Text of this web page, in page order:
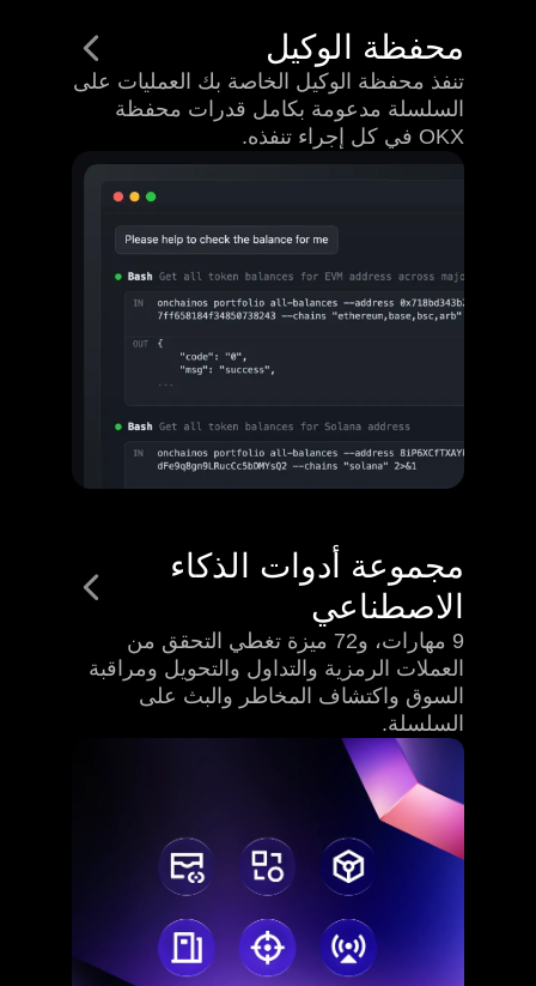
محفظة الوكيل
تنفذ محفظة الوكيل الخاصة بك العمليات على
السلسلة مدعومة بكامل قدرات محفظة
OKX في كل إجراء تنفذه.
مجموعة أدوات الذكاء
الاصطناعي
9 مهارات، و72 ميزة تغطي التحقق من
العملات الرمزية والتداول والتحويل ومراقبة
السوق واكتشاف المخاطر والبث على
السلسلة.